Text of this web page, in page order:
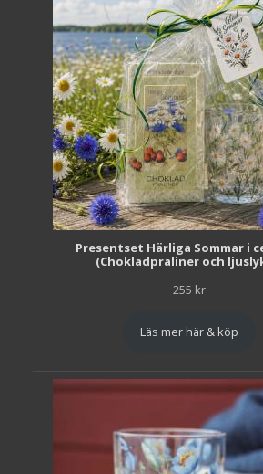
Presentset Härliga Sommar i
(Chokladpraliner och
255 kr
Läs mer här & köp